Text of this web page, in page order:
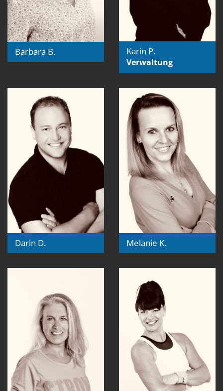
Barbara B. Karin P.
Verwaltung
Darin D. Melanie K.